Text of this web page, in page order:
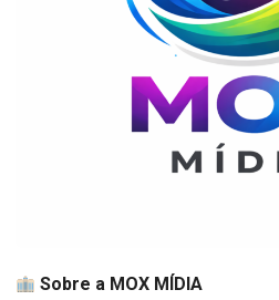
Sobre a MOX MÍDIA